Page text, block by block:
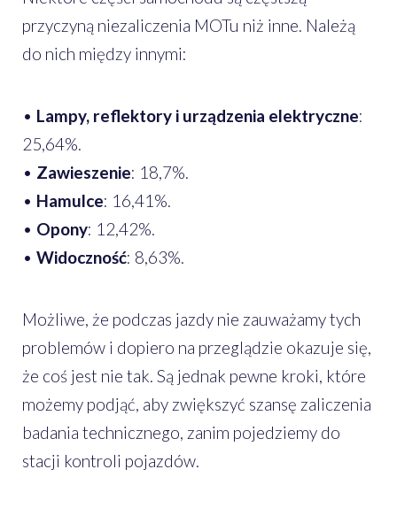
przyczyną niezaliczenia MOTu niż inne. Należą
do nich między innymi:
• Lampy, reflektory i urządzenia elektryczne:
25,64%.
• Zawieszenie: 18,7%.
• Hamulce: 16,41%.
• Opony: 12,42%.
• Widoczność: 8,63%.
Możliwe, że podczas jazdy nie zauważamy tych
problemów i dopiero na przeglądzie okazuje się,
że coś jest nie tak. Są jednak pewne kroki, które
możemy podjąć, aby zwiększyć szansę zaliczenia
badania technicznego, zanim pojedziemy do
stacji kontroli pojazdów.